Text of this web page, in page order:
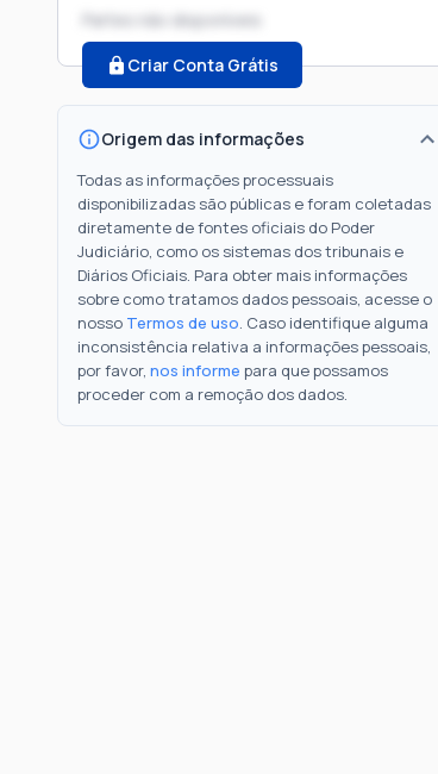
Partes não disponíveis
Criar Conta Grátis
Origem das informações
Todas as informações processuais
disponibilizadas são públicas e foram coletadas
diretamente de fontes oficiais do Poder
Judiciário, como os sistemas dos tribunais e
Diários Oficiais. Para obter mais informações
sobre como tratamos dados pessoais, acesse o
nosso Termos de uso. Caso identifique alguma
inconsistência relativa a informações pessoais,
por favor, nos informe para que possamos
proceder com a remoção dos dados.